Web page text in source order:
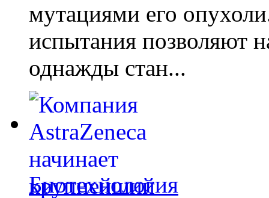
мутациями его
испытания позволяют
однажды стан...
Биотехнология